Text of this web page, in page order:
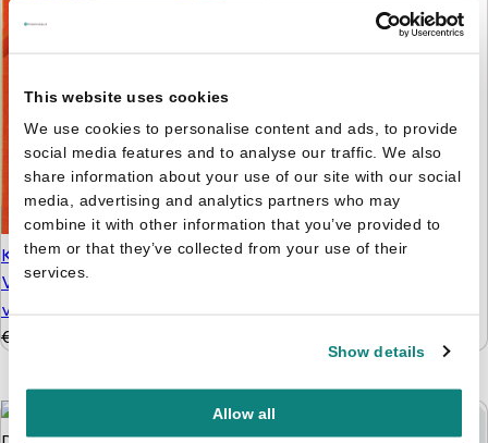
This website uses cookies
We use cookies to personalise content and ads, to provide
social media features and to analyse our traffic. We also
share information about your use of our site with our social
media, advertising and analytics partners who may
combine it with other information that you’ve provided to
them or that they’ve collected from your use of their
services.
Show details
Allow all
Kleuren op Nummer -
Vanaf 5 jaar - 128
verrassingen
€
Bobby's feestje in de